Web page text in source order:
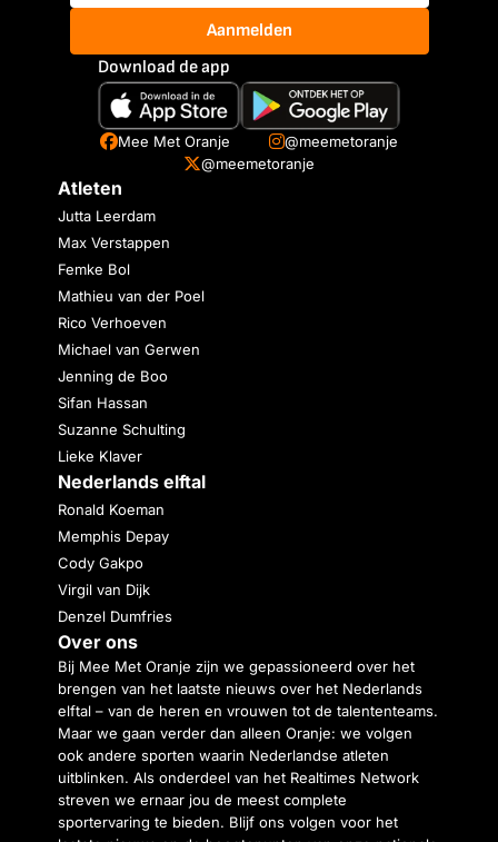
Aanmelden
Download de app
Mee Met Oranje
@meemetoranje
@meemetoranje
Atleten
Jutta Leerdam
Max Verstappen
Femke Bol
Mathieu van der Poel
Rico Verhoeven
Michael van Gerwen
Jenning de Boo
Sifan Hassan
Suzanne Schulting
Lieke Klaver
Nederlands elftal
Ronald Koeman
Memphis Depay
Cody Gakpo
Virgil van Dijk
Denzel Dumfries
Over ons
Bij Mee Met Oranje zijn we gepassioneerd over het
brengen van het laatste nieuws over het Nederlands
elftal – van de heren en vrouwen tot de talententeams.
Maar we gaan verder dan alleen Oranje: we volgen
ook andere sporten waarin Nederlandse atleten
uitblinken. Als onderdeel van het Realtimes Network
streven we ernaar jou de meest complete
sportervaring te bieden. Blijf ons volgen voor het